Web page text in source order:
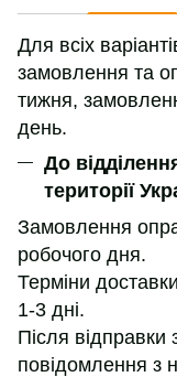
Для всіх
замовлення та
тижня,
день.
До
території
Замовлення
робочого дня.
Терміни
1-3 дні.
Після
повідомлення з